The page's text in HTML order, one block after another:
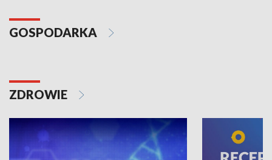
GOSPODARKA
ZDROWIE